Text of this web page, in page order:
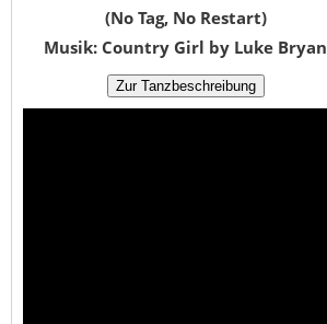
(No Tag, No Restart)
Musik: Country Girl by Luke Bryan